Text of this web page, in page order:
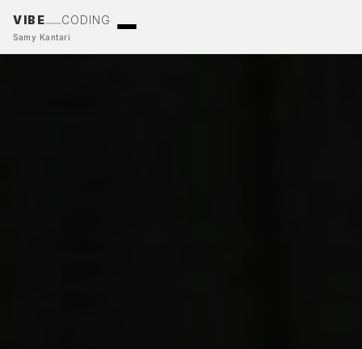
VIBE CODING
Samy Kantari